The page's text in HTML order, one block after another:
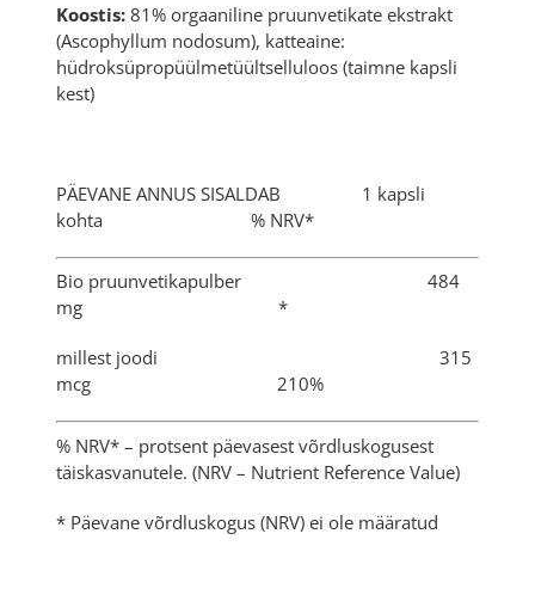
Koostis:81% orgaaniline pruunvetikate ekstrakt
(Ascophyllum nodosum), katteaine:
hüdroksüpropüülmetüültselluloos (taimne kapsli
kest)
PÄEVANE ANNUS SISALDAB 1 kapsli
kohta % NRV*
Bio pruunvetikapulber 484
mg *
millest joodi 315
mcg 210%
% NRV* – protsent päevasest võrdluskogusest
täiskasvanutele. (NRV – Nutrient Reference Value)
* Päevane võrdluskogus (NRV) ei ole määratud